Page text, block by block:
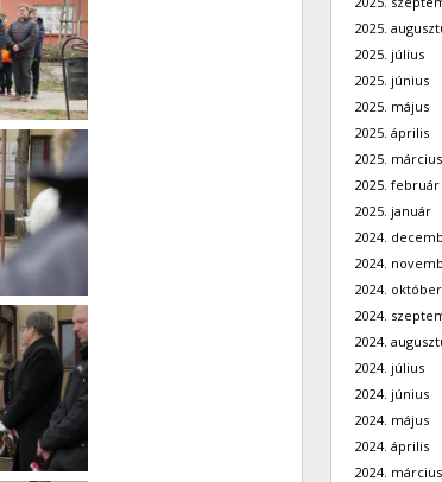
2025.
2025. július
2025. június
2025. május
2025. április
2025. március
2025. február
2025. január
2024.
2024.
2024. október
2024.
2024.
2024. július
2024. június
2024. május
2024. április
2024. március